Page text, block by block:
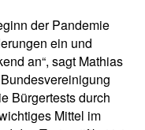
der Pandemie
ein und
an“, sagt Mathias
Bürgertests durch
Mittel im